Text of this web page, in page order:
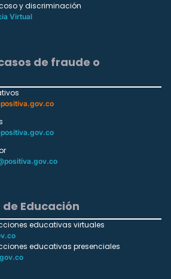
y discriminación
Virtual
de fraude o
Educación
educativas virtuales
educativas presenciales